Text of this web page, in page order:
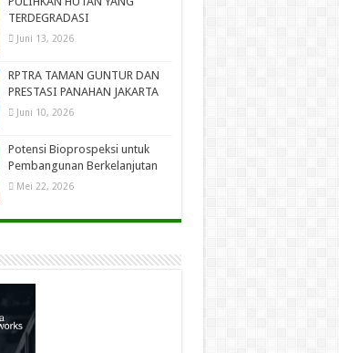
TERDEGRADASI
Juni 13, 2026
RPTRA TAMAN GUNTUR DAN
PRESTASI PANAHAN JAKARTA
Juni 10, 2026
Potensi Bioprospeksi untuk
Pembangunan Berkelanjutan
Mei 22, 2026